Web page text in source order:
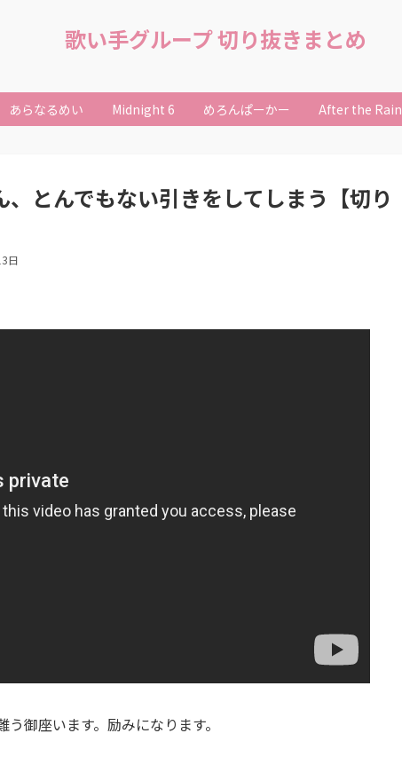
歌い手グループ 切り抜きまとめ
あらなるめい Midnight 6 めろんぱーかー After the Rain
、とんでもない引きをしてしまう【切り
日
御座います。励みになります。